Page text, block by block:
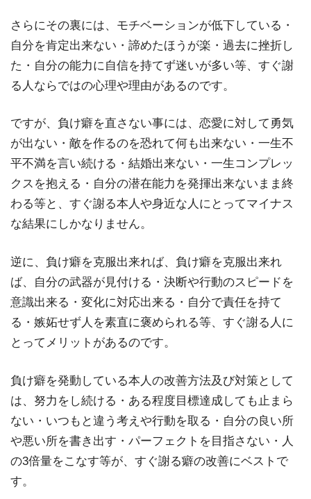
さらにその裏には、モチベーションが低下している・
自分を肯定出来ない・諦めたほうが楽・過去に挫折し
た・自分の能力に自信を持てず迷いが多い等、すぐ謝
る人ならではの心理や理由があるのです。
ですが、負け癖を直さない事には、恋愛に対して勇気
が出ない・敵を作るのを恐れて何も出来ない・一生不
平不満を言い続ける・結婚出来ない・一生コンプレッ
クスを抱える・自分の潜在能力を発揮出来ないまま終
わる等と、すぐ謝る本人や身近な人にとってマイナス
な結果にしかなりません。
逆に、負け癖を克服出来れば、負け癖を克服出来れ
ば、自分の武器が見付ける・決断や行動のスピードを
意識出来る・変化に対応出来る・自分で責任を持て
る・嫉妬せず人を素直に褒められる等、すぐ謝る人に
とってメリットがあるのです。
負け癖を発動している本人の改善方法及び対策として
は、努力をし続ける・ある程度目標達成しても止まら
ない・いつもと違う考えや行動を取る・自分の良い所
や悪い所を書き出す・パーフェクトを目指さない・人
の3倍量をこなす等が、すぐ謝る癖の改善にベストで
す。